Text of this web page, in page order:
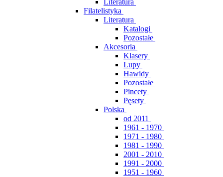
Literatura
Filatelistyka
Literatura
Katalogi
Pozostałe
Akcesoria
Klasery
Lupy
Hawidy
Pozostałe
Pincety
Pęsety
Polska
od 2011
1961 - 1970
1971 - 1980
1981 - 1990
2001 - 2010
1991 - 2000
1951 - 1960